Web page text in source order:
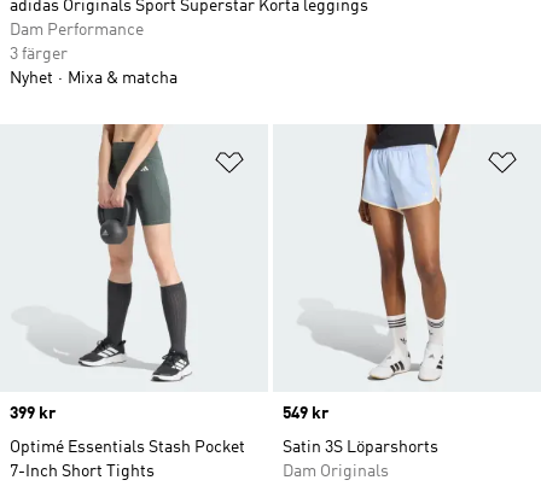
Lägg till på önskelistan
Price
399 kr
Optimé Essentials Stash Pocket
7-Inch Short Tights
Price
549 kr
Satin 3S Löparshorts
Dam Originals
adidas Originals Sport Superstar Korta leggings
Dam Performance
3 färger
Nyhet
Mixa & matcha